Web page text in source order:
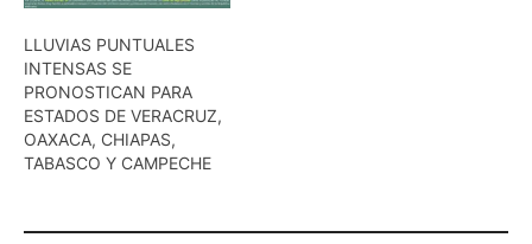
LLUVIAS PUNTUALES
INTENSAS SE
PRONOSTICAN PARA
ESTADOS DE VERACRUZ,
OAXACA, CHIAPAS,
TABASCO Y CAMPECHE